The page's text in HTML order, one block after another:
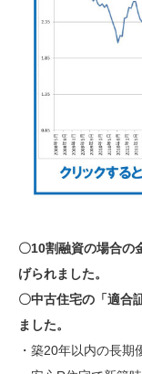
〇10割融資の場合の
げられました。
〇中古住宅の「適合
ました。
・築20年以内の長期